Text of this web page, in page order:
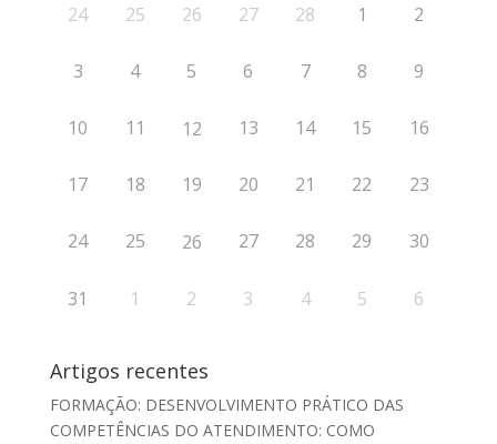
24 25 26 27 28 1 2
3 4 5 6 7 8 9
10 11 12 13 14 15 16
17 18 19 20 21 22 23
24 25 26 27 28 29 30
31 1 2 3 4 5 6
Artigos recentes
FORMAÇÃO: DESENVOLVIMENTO PRÁTICO DAS
COMPETÊNCIAS DO ATENDIMENTO: COMO